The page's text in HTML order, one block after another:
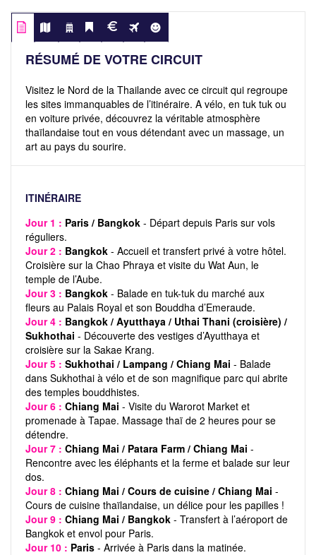
RÉSUMÉ DE VOTRE CIRCUIT
Visitez le Nord de la Thailande avec ce circuit qui regroupe
les sites immanquables de l’itinéraire. A vélo, en tuk tuk ou
en voiture privée, découvrez la véritable atmosphère
thaïlandaise tout en vous détendant avec un massage, un
art au pays du sourire.
ITINÉRAIRE
Jour 1 : Paris / Bangkok - Départ depuis Paris sur vols
réguliers.
Jour 2 : Bangkok - Accueil et transfert privé à votre hôtel.
Croisière sur la Chao Phraya et visite du Wat Aun, le
temple de l’Aube.
Jour 3 : Bangkok - Balade en tuk-tuk du marché aux
fleurs au Palais Royal et son Bouddha d’Emeraude.
Jour 4 : Bangkok / Ayutthaya / Uthai Thani (croisière) /
Sukhothai - Découverte des vestiges d’Ayutthaya et
croisière sur la Sakae Krang.
Jour 5 : Sukhothai / Lampang / Chiang Mai - Balade
dans Sukhothai à vélo et de son magnifique parc qui abrite
des temples bouddhistes.
Jour 6 : Chiang Mai - Visite du Warorot Market et
promenade à Tapae. Massage thaï de 2 heures pour se
détendre.
Jour 7 : Chiang Mai / Patara Farm / Chiang Mai -
Rencontre avec les éléphants et la ferme et balade sur leur
dos.
Jour 8 : Chiang Mai / Cours de cuisine / Chiang Mai -
Cours de cuisine thaïlandaise, un délice pour les papilles !
Jour 9 : Chiang Mai / Bangkok - Transfert à l’aéroport de
Bangkok et envol pour Paris.
Jour 10 : Paris - Arrivée à Paris dans la matinée.